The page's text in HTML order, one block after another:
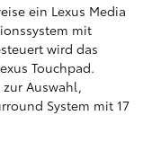
ein Lexus Media
mit
wird das
Touchpad.
Auswahl,
System mit 17